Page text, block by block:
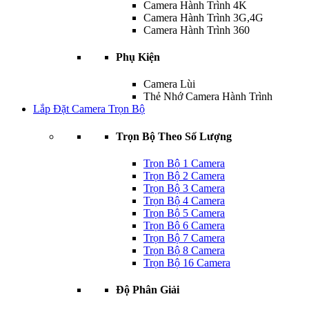
Camera Hành Trình 4K
Camera Hành Trình 3G,4G
Camera Hành Trình 360
Phụ Kiện
Camera Lùi
Thẻ Nhớ Camera Hành Trình
Lắp Đặt Camera Trọn Bộ
Trọn Bộ Theo Số Lượng
Trọn Bộ 1 Camera
Trọn Bộ 2 Camera
Trọn Bộ 3 Camera
Trọn Bộ 4 Camera
Trọn Bộ 5 Camera
Trọn Bộ 6 Camera
Trọn Bộ 7 Camera
Trọn Bộ 8 Camera
Trọn Bộ 16 Camera
Độ Phân Giải